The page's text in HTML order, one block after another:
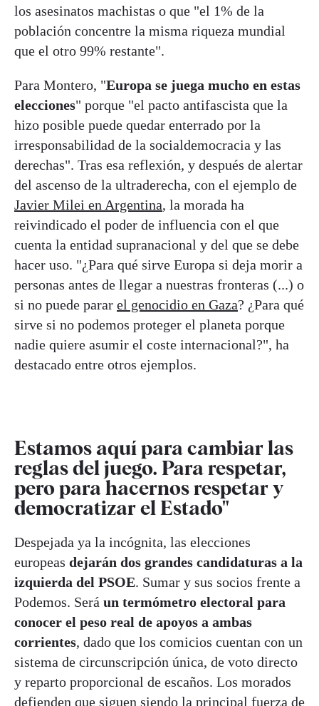
los asesinatos machistas o que "el 1% de la
población concentre la misma riqueza mundial
que el otro 99% restante".
Para Montero, "Europa se juega mucho en estas
elecciones" porque "el pacto antifascista que la
hizo posible puede quedar enterrado por la
irresponsabilidad de la socialdemocracia y las
derechas". Tras esa reflexión, y después de alertar
del ascenso de la ultraderecha, con el ejemplo de
Javier Milei en Argentina, la morada ha
reivindicado el poder de influencia con el que
cuenta la entidad supranacional y del que se debe
hacer uso. "¿Para qué sirve Europa si deja morir a
personas antes de llegar a nuestras fronteras (...) o
si no puede parar el genocidio en Gaza? ¿Para qué
sirve si no podemos proteger el planeta porque
nadie quiere asumir el coste internacional?", ha
destacado entre otros ejemplos.
Estamos aquí para cambiar las
reglas del juego. Para respetar,
pero para hacernos respetar y
democratizar el Estado"
Despejada ya la incógnita, las elecciones
europeas dejarán dos grandes candidaturas a la
izquierda del PSOE. Sumar y sus socios frente a
Podemos. Será un termómetro electoral para
conocer el peso real de apoyos a ambas
corrientes, dado que los comicios cuentan con un
sistema de circunscripción única, de voto directo
y reparto proporcional de escaños. Los morados
defienden que siguen siendo la principal fuerza de